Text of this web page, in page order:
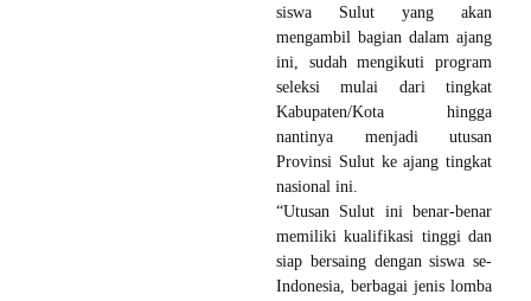
siswa Sulut yang akan
mengambil bagian dalam ajang
ini, sudah mengikuti program
seleksi mulai dari tingkat
Kabupaten/Kota hingga
nantinya menjadi utusan
Provinsi Sulut ke ajang tingkat
nasional ini.
“Utusan Sulut ini benar-benar
memiliki kualifikasi tinggi dan
siap bersaing dengan siswa se-
Indonesia, berbagai jenis lomba